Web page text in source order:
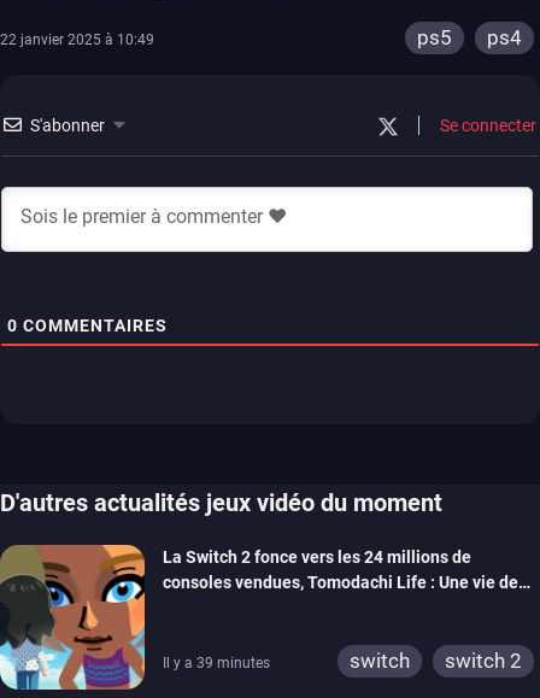
22 janvier 2025 à 10:49 ps5 ps4
S'abonner Se connecter
0 COMMENTAIRES
D'autres actualités jeux vidéo du moment
La Switch 2 fonce vers les 24 millions de
consoles vendues, Tomodachi Life : Une vie de
Il y a 39 minutes switch switch 2